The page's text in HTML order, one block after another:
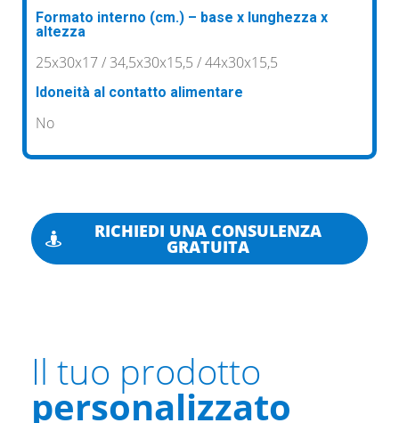
Formato interno (cm.) – base x lunghezza x
altezza
25x30x17 / 34,5x30x15,5 / 44x30x15,5
Idoneità al contatto alimentare
No
RICHIEDI UNA CONSULENZA
GRATUITA
Il tuo prodotto
personalizzato